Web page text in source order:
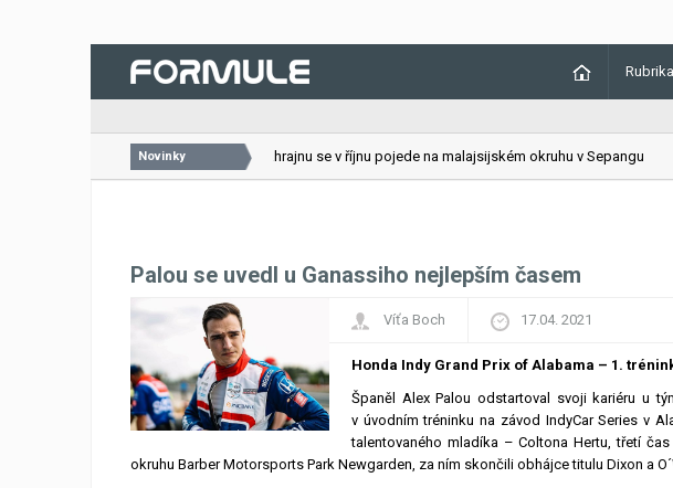
Rubrika
Novinky
26.07.2026 VC Bahrajnu se v říjnu pojede na malajsijském okruhu v Sepangu
Palou se uvedl u Ganassiho nejlepším časem
Víťa Boch 17.04. 2021
Honda Indy Grand Prix of Alabama – 1.
Španěl Alex Palou odstartoval svoji kariéru u
v úvodním tréninku na závod IndyCar Series v
talentovaného mladíka – Coltona Hertu, třetí
okruhu Barber Motorsports Park Newgarden, za ním skončili obhájce titulu Dixon a